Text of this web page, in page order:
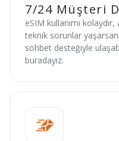
7/24 Müşteri
eSIM kullanımı
teknik sorunlar
sohbet desteğiyle
buradayız.